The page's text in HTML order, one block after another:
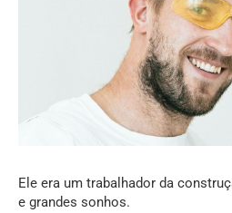
Ele era um trabalhador da
e grandes sonhos.